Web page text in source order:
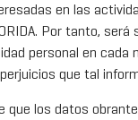
en las
Por tanto,
personal en
que tal
que los datos